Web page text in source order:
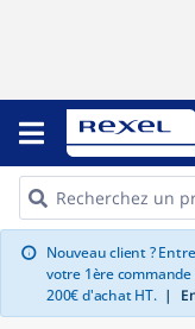
info Nouveau client ?
votre 1ère
200€ d'achat HT. |